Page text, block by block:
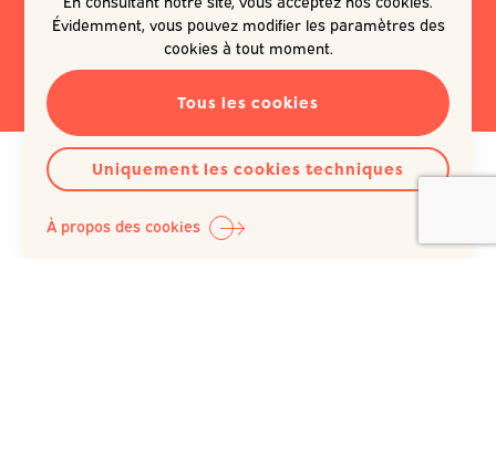
EN SAVOIR PLUS
Évidemment, vous pouvez modifier les paramètres des
cookies à tout moment.
Tous les cookies
Uniquement les cookies techniques
À propos des cookies